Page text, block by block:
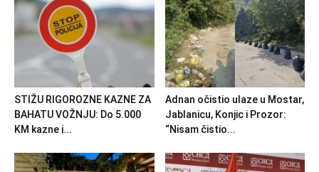
STIŽU RIGOROZNE KAZNE ZA
BAHATU VOŽNJU: Do 5.000
KM kazne i...
Adnan očistio ulaze u Mostar,
Jablanicu, Konjic i Prozor:
“Nisam čistio...